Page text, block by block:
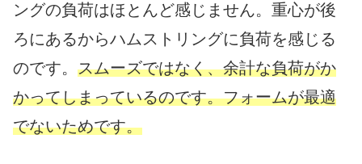
ングの負荷はほとんど感じません。重心が後
ろにあるからハムストリングに負荷を感じる
のです。 スムーズではなく、余計な負荷がか
かってしまっているのです。フォームが最適
でないためです。